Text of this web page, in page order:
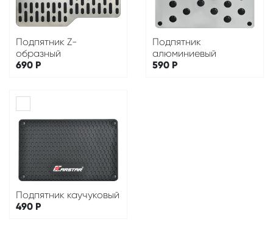
Подпятник Z-
образный
690 Р
Подпятник
алюминиевый
590 Р
Подпятник каучуковый
490 Р